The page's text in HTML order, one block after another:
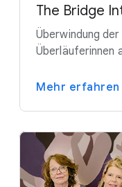
The Bridge
Überwindung
Überläuferinnen
Mehr erfahren